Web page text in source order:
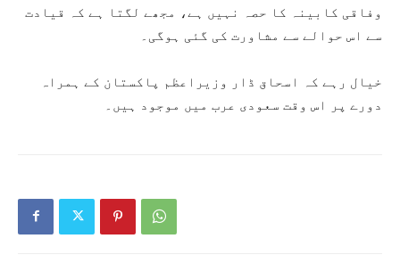
وفاقی کابینہ کا حصہ نہیں ہے، مجھے لگتا ہے کہ قیادت
سے اس حوالے سے مشاورت کی گئی ہوگی۔
خیال رہے کہ اسحاق ڈار وزیراعظم پاکستان کے ہمراہ
دورے پر اس وقت سعودی عرب میں موجود ہیں۔